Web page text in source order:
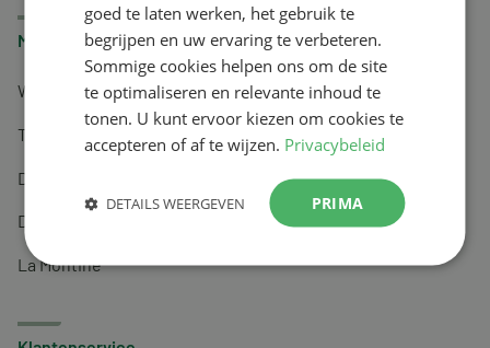
Merken
Wapiti
Tai-Ginseng
Dermagíq
Draisma
La Montine
goed te laten werken, het gebruik te
begrijpen en uw ervaring te verbeteren.
Sommige cookies helpen ons om de site
te optimaliseren en relevante inhoud te
tonen. U kunt ervoor kiezen om cookies te
accepteren of af te wijzen. Privacybeleid
PRIMA
DETAILS WEERGEVEN